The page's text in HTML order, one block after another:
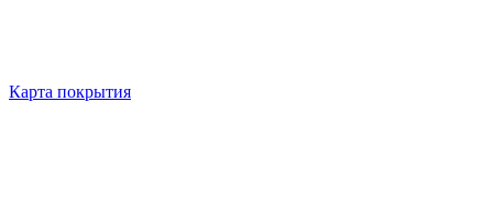
Карта покрытия